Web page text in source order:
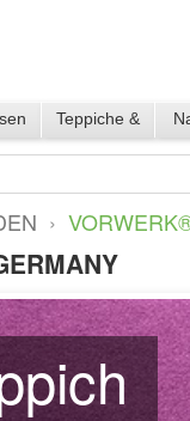
Teppiche &
Läufer
›